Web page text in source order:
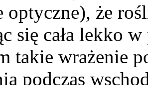
optyczne), że
się cała lekko
takie wrażenie
podczas